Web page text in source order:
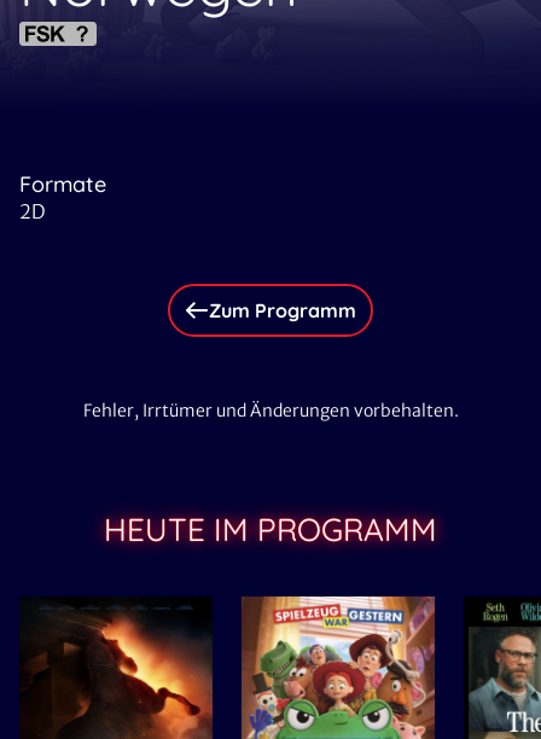
Formate
2D
Zum Programm
Fehler, Irrtümer und Änderungen vorbehalten.
HEUTE IM PROGRAMM